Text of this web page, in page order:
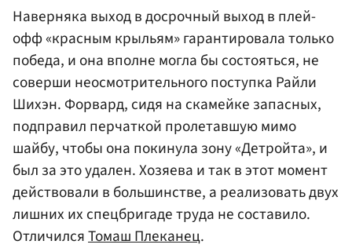
Наверняка выход в досрочный выход в плей-
офф «красным крыльям» гарантировала только
победа, и она вполне могла бы состояться, не
соверши неосмотрительного поступка Райли
Шихэн. Форвард, сидя на скамейке запасных,
подправил перчаткой пролетавшую мимо
шайбу, чтобы она покинула зону «Детройта», и
был за это удален. Хозяева и так в этот момент
действовали в большинстве, а реализовать двух
лишних их спецбригаде труда не составило.
ОтличилсяТомаш Плеканец.